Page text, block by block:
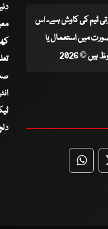
ٹیم کی کاوش ہے۔ اس
میں استعمال یا
© 2026